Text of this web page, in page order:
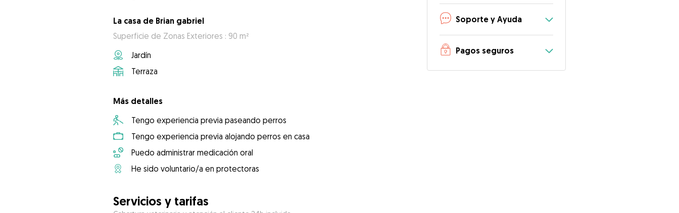
La casa de Brian gabriel
Superficie de Zonas Exteriores : 90 m²
Jardín
Terraza
Más detalles
Tengo experiencia previa paseando perros
Tengo experiencia previa alojando perros en casa
Puedo administrar medicación oral
He sido voluntario/a en protectoras
Servicios y tarifas
Soporte y Ayuda
Pagos seguros